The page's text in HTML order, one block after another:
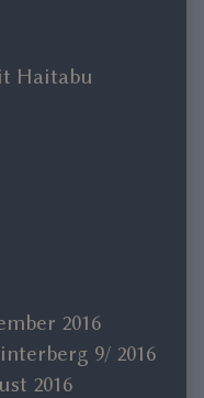
Haitabu
2016
9/ 2016
2016